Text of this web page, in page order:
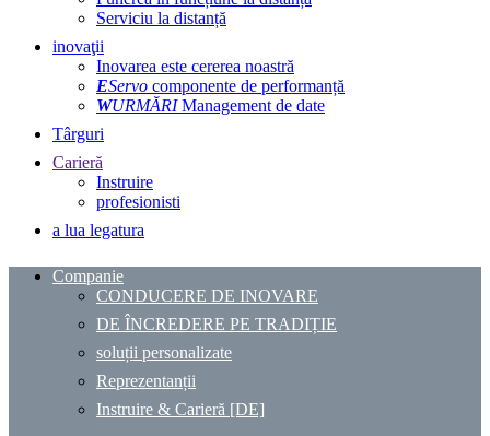
Serviciu la distanță
inovaţii
Inovarea este cererea noastră
EServo componente de performanță
WURMĂRIManagement de date
Târguri
Carieră
Instruire
profesionisti
a lua legatura
Companie
CONDUCERE DE INOVARE
DE ÎNCREDERE PE TRADIȚIE
soluții personalizate
Reprezentanții
Instruire & Carieră [DE]